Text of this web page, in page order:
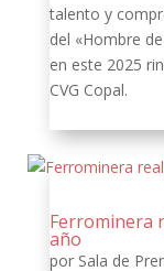
talento y
del «Hombre
en este 2025
CVG Copal.
Ferrominera
año
por Sala de